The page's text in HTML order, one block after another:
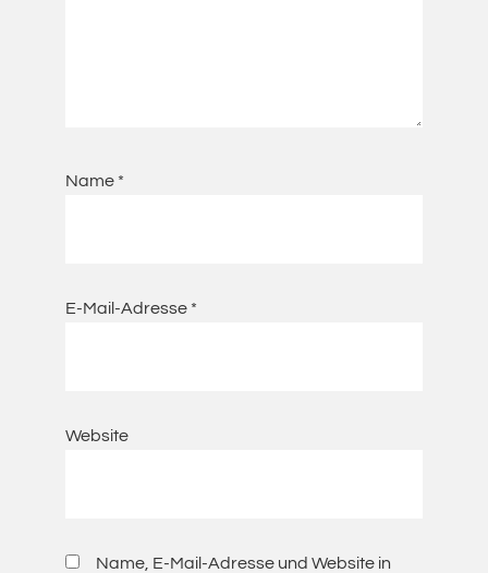
Name *
E-Mail-Adresse *
Website
Name, E-Mail-Adresse und Website in